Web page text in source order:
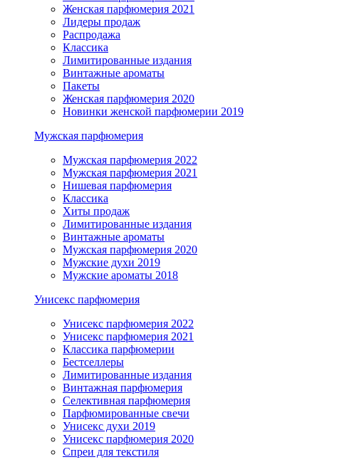
Женская парфюмерия 2021
Лидеры продаж
Распродажа
Классика
Лимитированные издания
Винтажные ароматы
Пакеты
Женская парфюмерия 2020
Новинки женской парфюмерии 2019
Мужская парфюмерия
Мужская парфюмерия 2022
Мужская парфюмерия 2021
Нишевая парфюмерия
Классика
Хиты продаж
Лимитированные издания
Винтажные ароматы
Мужская парфюмерия 2020
Мужские духи 2019
Мужские ароматы 2018
Унисекс парфюмерия
Унисекс парфюмерия 2022
Унисекс парфюмерия 2021
Классика парфюмерии
Бестселлеры
Лимитированные издания
Винтажная парфюмерия
Селективная парфюмерия
Парфюмированные свечи
Унисекс духи 2019
Унисекс парфюмерия 2020
Спреи для текстиля